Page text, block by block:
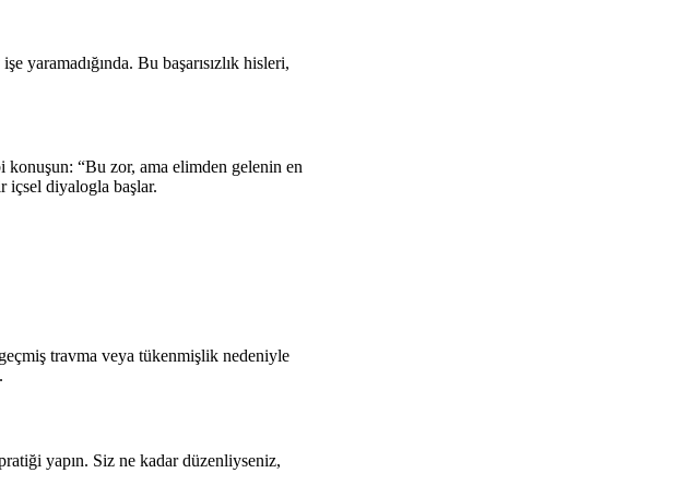
Bu başarısızlık hisleri,
konuşun: “Bu zor, ama elimden gelenin en
içsel diyalogla başlar.
travma veya tükenmişlik nedeniyle
yapın. Siz ne kadar düzenliyseniz,